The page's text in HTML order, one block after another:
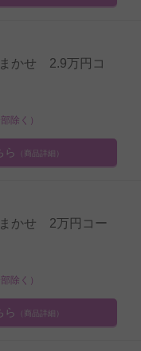
かせ 2.9万円コ
除く）
ら （商品詳細）
かせ 2万円コー
除く）
ら （商品詳細）